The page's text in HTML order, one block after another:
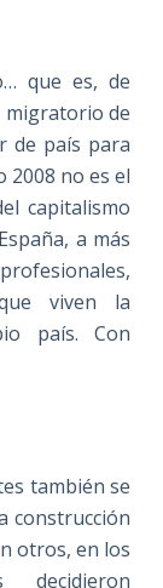
que es, de
migratorio de
de país para
2008 no es el
capitalismo
a más
profesionales,
viven la
país. Con
también se
construcción
otros, en los
decidieron